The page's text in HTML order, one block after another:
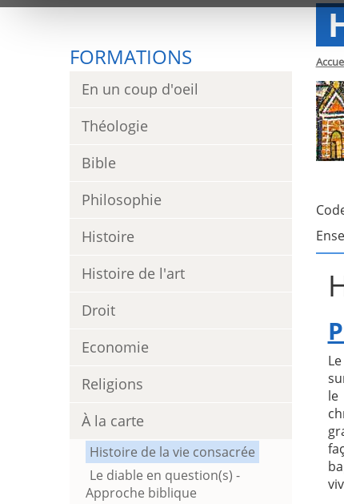
FORMATIONS
En un coup d'oeil
Théologie
Bible
Philosophie
Histoire
Histoire de l'art
Droit
Economie
Religions
À la carte
Histoire de la vie consacrée
Le diable en question(s) -
Approche biblique
le